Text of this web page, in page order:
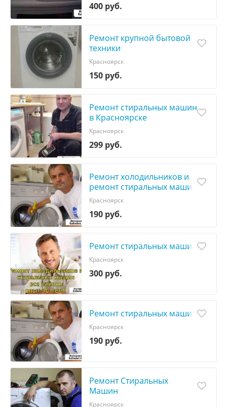
400 руб.
Ремонт крупной бытовой
техники
150 руб.
Красноярск
Ремонт стиральных машин
в Красноярске
299 руб.
Красноярск
Ремонт холодильников и
ремонт стиральных машин
190 руб.
Красноярск
Ремонт стиральных машин
300 руб.
Красноярск
Ремонт стиральных машин
190 руб.
Красноярск
Ремонт Стиральных
Машин
Красноярск